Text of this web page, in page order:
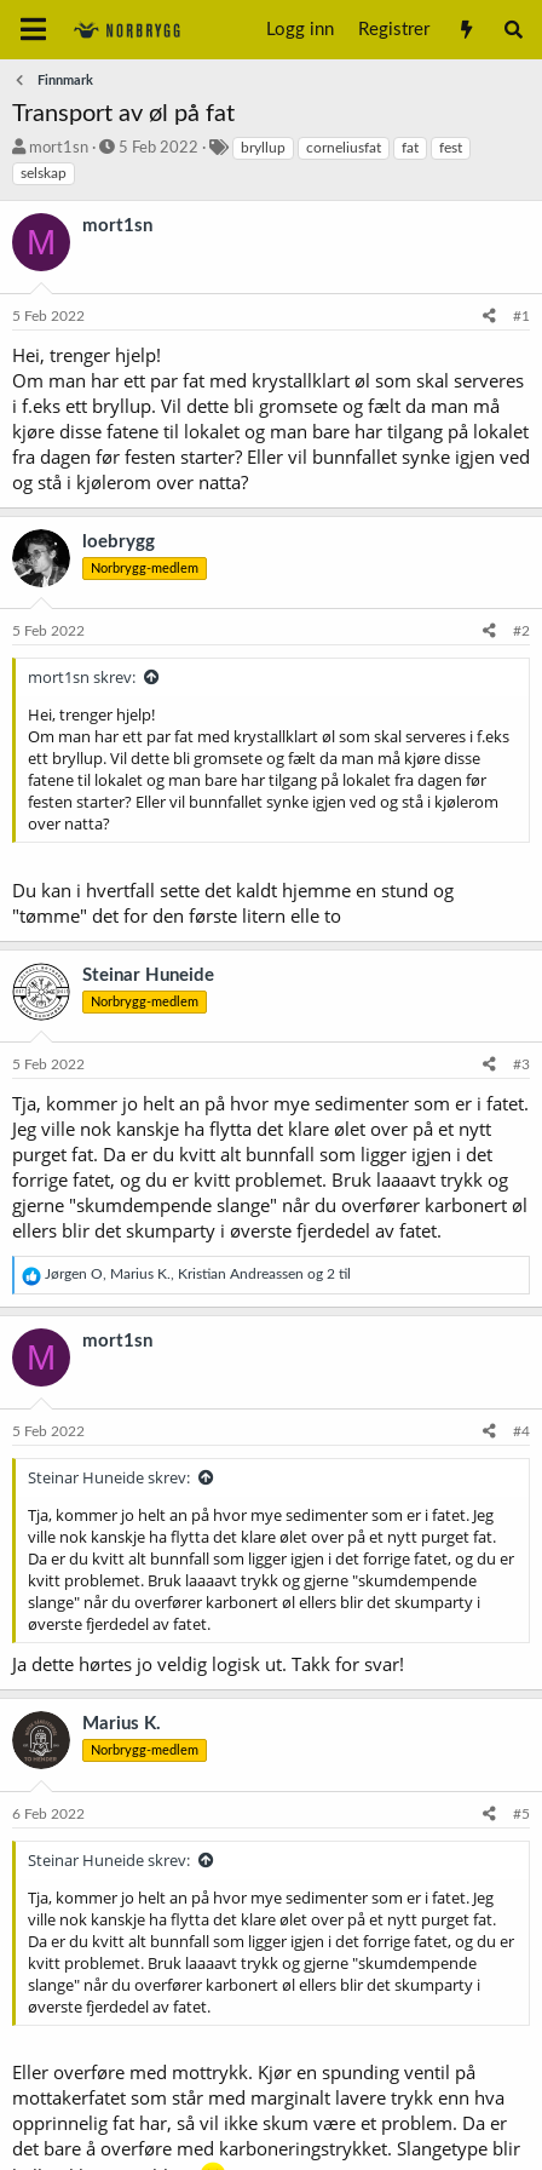
Logg inn Registrer
Finnmark
Transport av øl på fat
T
r
å
d
s
t
a
r
t
r
mort1sn
S
t
t
5 Feb 2022
d
bryllup corneliusfat fat
fest
selskap
M mort1sn
5 Feb 2022 #1
Hei, trenger hjelp!
Om man har ett par fat med krystallklart øl som skal serveres
i f.eks ett bryllup. Vil dette bli gromsete og fælt da man må
kjøre disse fatene til lokalet og man bare har tilgang på lokalet
fra dagen før festen starter? Eller vil bunnfallet synke igjen ved
og stå i kjølerom over natta?
loebrygg
Norbrygg-medlem
5 Feb 2022 #2
mort1sn skrev:
Hei, trenger hjelp!
Om man har ett par fat med krystallklart øl som skal serveres i f.eks
ett bryllup. Vil dette bli gromsete og fælt da man må kjøre disse
fatene til lokalet og man bare har tilgang på lokalet fra dagen før
festen starter? Eller vil bunnfallet synke igjen ved og stå i kjølerom
over natta?
Du kan i hvertfall sette det kaldt hjemme en stund og
"tømme" det for den første litern elle to
Steinar Huneide
Norbrygg-medlem
5 Feb 2022 #3
Tja, kommer jo helt an på hvor mye sedimenter som er i fatet.
Jeg ville nok kanskje ha flytta det klare ølet over på et nytt
purget fat. Da er du kvitt alt bunnfall som ligger igjen i det
forrige fatet, og du er kvitt problemet. Bruk laaaavt trykk og
gjerne "skumdempende slange" når du overfører karbonert øl
ellers blir det skumparty i øverste fjerdedel av fatet.
R
e
a
k
s
j
o
e
Jørgen O Marius K. Kristian Andreassen og 2 til
M mort1sn
5 Feb 2022 #4
Steinar Huneide skrev:
Tja, kommer jo helt an på hvor mye sedimenter som er i fatet. Jeg
ville nok kanskje ha flytta det klare ølet over på et nytt purget fat.
Da er du kvitt alt bunnfall som ligger igjen i det forrige fatet, og du er
kvitt problemet. Bruk laaaavt trykk og gjerne "skumdempende
slange" når du overfører karbonert øl ellers blir det skumparty i
øverste fjerdedel av fatet.
Ja dette hørtes jo veldig logisk ut. Takk for svar!
Marius K.
Norbrygg-medlem
6 Feb 2022 #5
Steinar Huneide skrev:
Tja, kommer jo helt an på hvor mye sedimenter som er i fatet. Jeg
ville nok kanskje ha flytta det klare ølet over på et nytt purget fat.
Da er du kvitt alt bunnfall som ligger igjen i det forrige fatet, og du er
kvitt problemet. Bruk laaaavt trykk og gjerne "skumdempende
slange" når du overfører karbonert øl ellers blir det skumparty i
øverste fjerdedel av fatet.
Eller overføre med mottrykk. Kjør en spunding ventil på
mottakerfatet som står med marginalt lavere trykk enn hva
opprinnelig fat har, så vil ikke skum være et problem. Da er
det bare å overføre med karboneringstrykket. Slangetype blir